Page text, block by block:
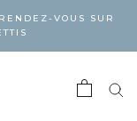
VOUS SUR